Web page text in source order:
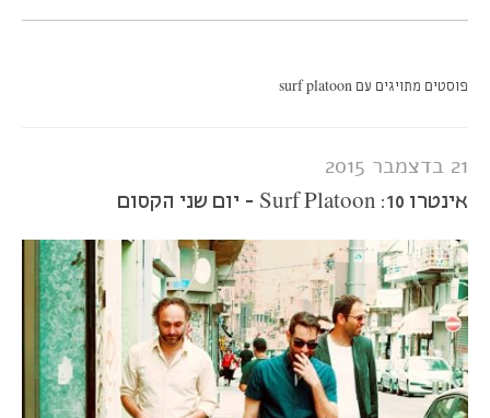
פוסטים מתויגים עם surf platoon
21 בדצמבר 2015
אינטרו 10: Surf Platoon - יום שני הקסום